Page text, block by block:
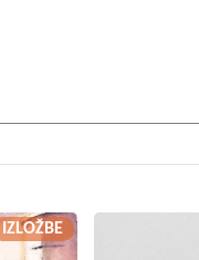
IZLOŽBE